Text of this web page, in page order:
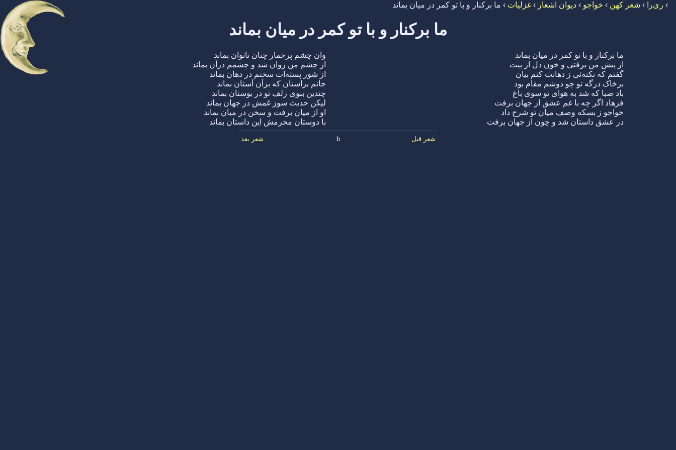
› ری‌را › شعر کهن › خواجو › دیوان اشعار › غزلیات › ما برکنار و با تو کمر در میان بماند
ما برکنار و با تو کمر در میان بماند
ما برکنار و با تو کمر در میان بماند
وان چشم پرخمار چنان ناتوان بماند
از پیش من برفتی و خون دل از پیت
از چشم من روان شد و چشمم درآن بماند
گفتم که نکته‌ئی ز دهانت کنم بیان
از شور پسته‌ات سخنم در دهان بماند
برخاک درگه تو چو دوشم مقام بود
جانم براستان که برآن آستان بماند
باد صبا که شد به هوای تو سوی باغ
چندین ببوی زلف تو در بوستان بماند
فرهاد اگر چه با غم عشق از جهان برفت
لیکن حدیث سوز غمش در جهان بماند
خواجو ز بسکه وصف میان تو شرح داد
او از میان برفت و سخن در میان بماند
در عشق داستان شد و چون از جهان برفت
با دوستان محرمش این داستان بماند
شعر قبل b شعر بعد